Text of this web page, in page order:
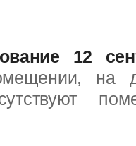
12
на